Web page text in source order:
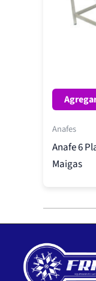
Anafes
Anafe 6
Maigas